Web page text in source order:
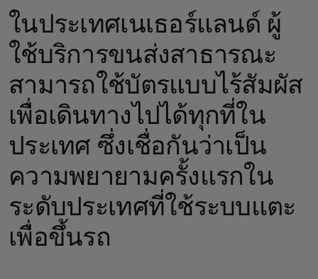
ในประเทศเนเธอร์แลนด์ ผู้
ใช้บริการขนส่งสาธารณะ
สามารถใช้บัตรแบบไร้สัมผัส
เพื่อเดินทางไปได้ทุกที่ใน
ประเทศ ซึ่งเชื่อกันว่าเป็น
ความพยายามครั้งแรกใน
ระดับประเทศที่ใช้ระบบแตะ
เพื่อขึ้นรถ